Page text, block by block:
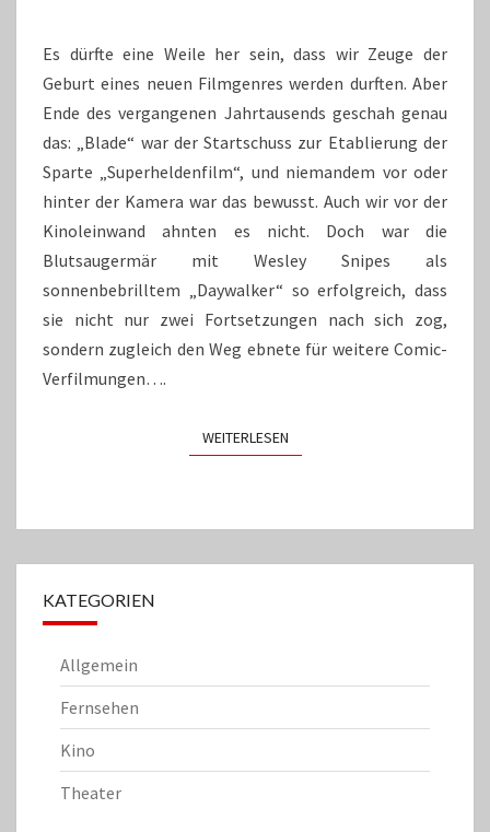
Es dürfte eine Weile her sein, dass wir Zeuge der
Geburt eines neuen Filmgenres werden durften. Aber
Ende des vergangenen Jahrtausends geschah genau
das: „Blade“ war der Startschuss zur Etablierung der
Sparte „Superheldenfilm“, und niemandem vor oder
hinter der Kamera war das bewusst. Auch wir vor der
Kinoleinwand ahnten es nicht. Doch war die
Blutsaugermär mit Wesley Snipes als
sonnenbebrilltem „Daywalker“ so erfolgreich, dass
sie nicht nur zwei Fortsetzungen nach sich zog,
sondern zugleich den Weg ebnete für weitere Comic-
Verfilmungen….
WEITERLESENWEITERLESEN
KATEGORIEN
Allgemein
Fernsehen
Kino
Theater